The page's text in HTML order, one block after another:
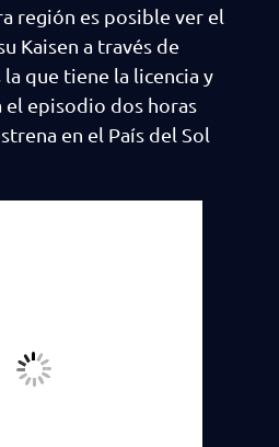
región es posible ver el
Kaisen a través de
la que tiene la licencia y
episodio dos horas
en el País del Sol